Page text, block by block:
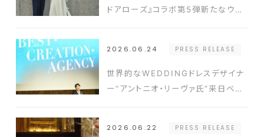
ドアローズ』コラボ第5弾新たなウエ
2026.06.24
PRESS RELEASE
世界的なWEDDINGドレスデザイナ
ー“アントニオ・リーヴァ氏”来日ベス
2026.06.22 PRESS RELEASE